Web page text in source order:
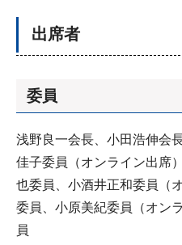
出席者
委員
浅野良一会長、小田浩伸会
佳子委員（オンライン出席
也委員、小酒井正和委員（
委員、小原美紀委員（オン
員